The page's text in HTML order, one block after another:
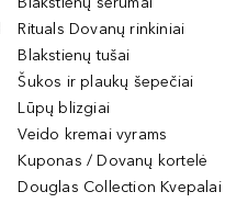
Rituals Dovanų rinkiniai
Blakstienų tušai
Šukos ir plaukų šepečiai
Lūpų blizgiai
Veido kremai vyrams
Kuponas / Dovanų kortelė
Douglas Collection Kvepalai